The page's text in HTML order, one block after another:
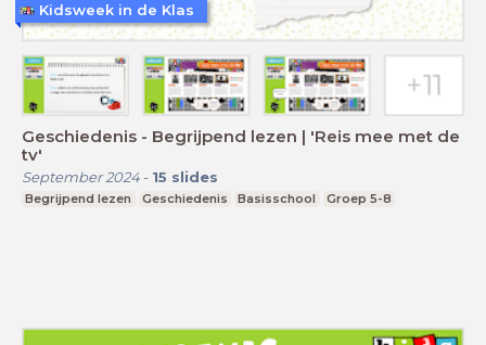
Geschiedenis - Begrijpend lezen | 'Reis mee met de
tv'
September 2024- 15 slides
Begrijpend lezen Geschiedenis Basisschool Groep 5-8
Kidsweek in de Klas